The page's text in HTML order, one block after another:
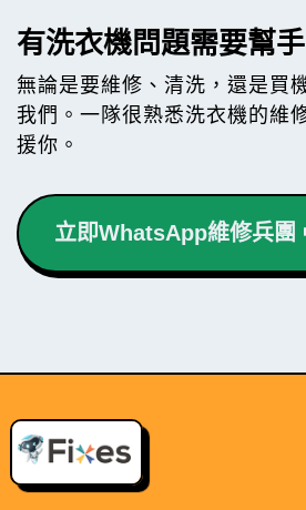
有洗衣機問題需要幫
無論是要維修、清洗，還是買
我們。一隊很熟悉洗衣機的維
援你。
立即WhatsApp維修兵